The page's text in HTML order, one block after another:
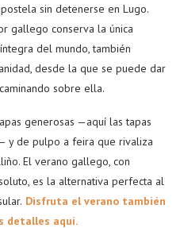
sin detenerse en Lugo.
gallego conserva la única
del mundo, también
desde la que se puede dar
sobre ella.
generosas —aquí las tapas
y de pulpo a feira que rivaliza
El verano gallego, con
es la alternativa perfecta al
Disfruta el verano también
detalles aquí.